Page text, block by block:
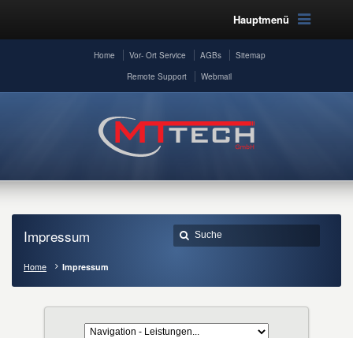
Hauptmenü
Home Vor- Ort Service AGBs
Sitemap
Remote Support
Webmail
Impressum
Home Impressum